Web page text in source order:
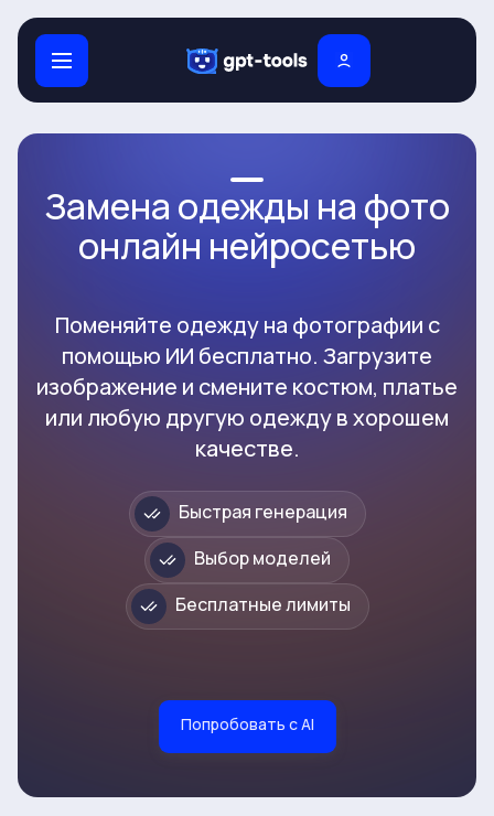
Замена одежды на фото
онлайн нейросетью
Поменяйте одежду на фотографии с
помощью ИИ бесплатно. Загрузите
изображение и смените костюм, платье
или любую другую одежду в хорошем
качестве.
Быстрая генерация
Выбор моделей
Бесплатные лимиты
Попробовать с AI